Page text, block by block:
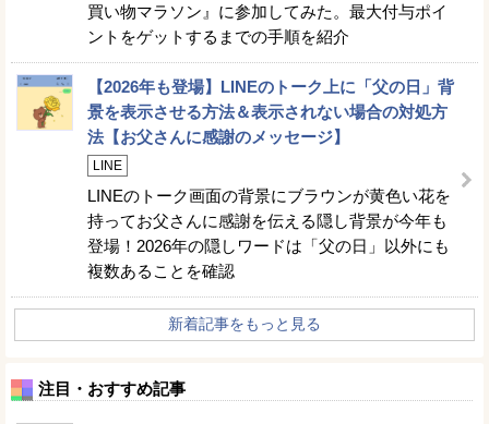
買い物マラソン』に参加してみた。最大付与ポイ
ントをゲットするまでの手順を紹介
【2026年も登場】LINEのトーク上に「父の日」背
景を表示させる方法＆表示されない場合の対処方
法【お父さんに感謝のメッセージ】
LINE
LINEのトーク画面の背景にブラウンが黄色い花を
持ってお父さんに感謝を伝える隠し背景が今年も
登場！2026年の隠しワードは「父の日」以外にも
複数あることを確認
新着記事をもっと見る
注目・おすすめ記事